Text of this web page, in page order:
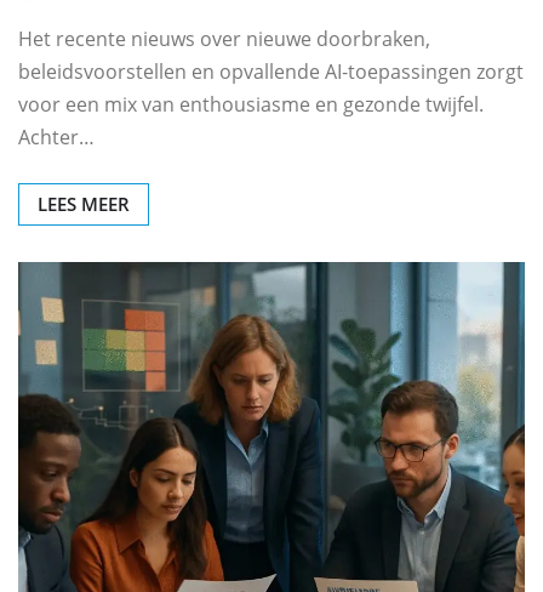
Het recente nieuws over nieuwe doorbraken,
beleidsvoorstellen en opvallende AI‑toepassingen zorgt
voor een mix van enthousiasme en gezonde twijfel.
Achter…
LEES MEER